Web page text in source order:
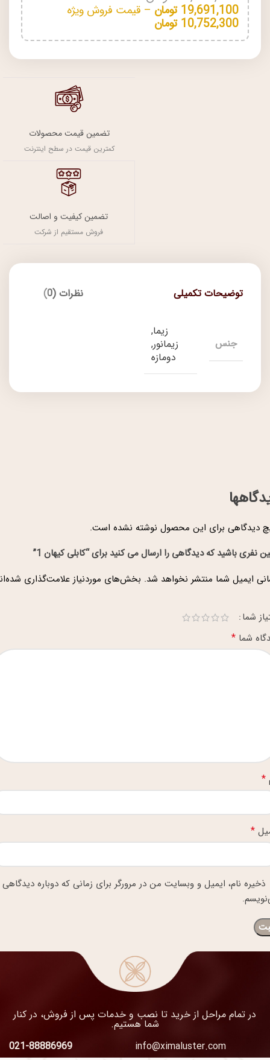
19,691,100 تومان – قیمت فروش ویژه
10,752,300 تومان
تضمین قیمت محصولات
کمترین قیمت در سطح اینترنت
تضمین کیفیت و اصالت
فروش مستقیم از شرکت
توضیحات تکمیلی نظرات (0)
جنس
زیما,
زیمانور,
دومازه
دیدگاهی برای این محصول نوشته نشده است.
نفری باشید که دیدگاهی را ارسال می کنید برای “کابلی کیهان 1”
ایمیل شما منتشر نخواهد شد. بخش‌های موردنیاز علامت‌گذاری
شما
شما *
*
*
ذخیره نام، ایمیل و وبسایت من در مرورگر برای زمانی که دوباره دیدگاهی
در تمام مراحل از خرید تا نصب و خدمات پس از فروش، در کنار
شما هستیم.
info@ximaluster.com
021-88886969